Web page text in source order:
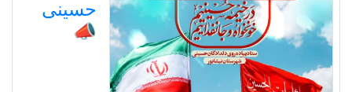
حسینی
📣